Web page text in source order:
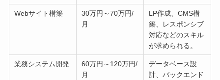
Webサイト構築
30万円～70万円/
月
LP作成、CMS構
築、レスポンシブ
対応などのスキル
が求められる。
業務システム開発
60万円～120万円/
月
データベース設
計、バックエンド